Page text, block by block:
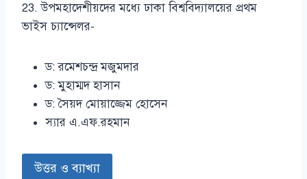
23. উপমহাদেশীয়দের মধ্যে ঢাকা বিশ্ববিদ্যালয়ের প্রথম
ভাইস চ্যান্সেলর-
ড: রমেশচন্দ্র মজুমদার
ড: মুহাম্মদ হাসান
ড: সৈয়দ মোয়াজ্জেম হোসেন
স্যার এ.এফ.রহমান
উত্তর ও ব্যাখ্যা